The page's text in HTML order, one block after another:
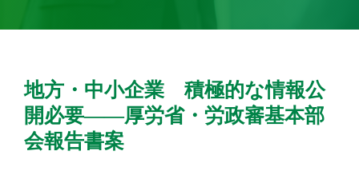
地方・中小企業 積極的な情報公
開必要――厚労省・労政審基本部
会報告書案